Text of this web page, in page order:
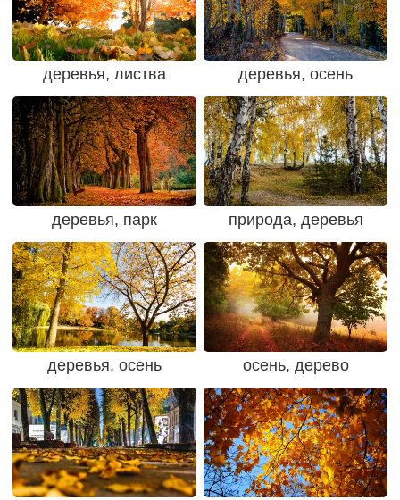
деревья, листва деревья, осень
деревья, парк природа, деревья
деревья, осень осень, дерево